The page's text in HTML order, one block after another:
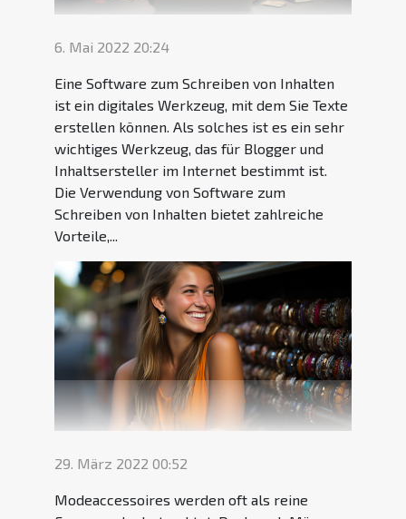
6. Mai 2022 20:24
Eine Software zum Schreiben von Inhalten
ist ein digitales Werkzeug, mit dem Sie Texte
erstellen können. Als solches ist es ein sehr
wichtiges Werkzeug, das für Blogger und
Inhaltsersteller im Internet bestimmt ist.
Die Verwendung von Software zum
Schreiben von Inhalten bietet zahlreiche
Vorteile,...
29. März 2022 00:52
Modeaccessoires werden oft als reine